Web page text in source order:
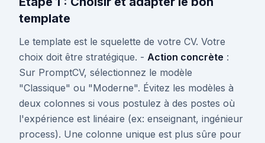
template
Le template est le squelette de votre CV. Votre
choix doit être stratégique. - Action concrète :
Sur PromptCV, sélectionnez le modèle
"Classique" ou "Moderne". Évitez les modèles à
deux colonnes si vous postulez à des postes où
l'expérience est linéaire (ex: enseignant, ingénieur
process). Une colonne unique est plus sûre pour